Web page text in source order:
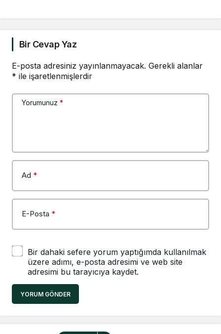
Bir Cevap Yaz
E-posta adresiniz yayınlanmayacak. Gerekli alanlar
* ile işaretlenmişlerdir
Yorumunuz *
Ad *
E-Posta *
Bir dahaki sefere yorum yaptığımda kullanılmak
üzere adımı, e-posta adresimi ve web site
adresimi bu tarayıcıya kaydet.
YORUM GÖNDER